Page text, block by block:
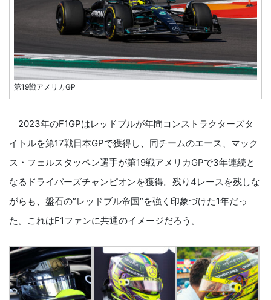
第19戦アメリカGP
2023年のF1GPはレッドブルが年間コンストラクターズタ
イトルを第17戦日本GPで獲得し、同チームのエース、マック
ス・フェルスタッペン選手が第19戦アメリカGPで3年連続と
なるドライバーズチャンピオンを獲得。残り4レースを残しな
がらも、盤石の”レッドブル帝国”を強く印象づけた1年だっ
た。これはF1ファンに共通のイメージだろう。